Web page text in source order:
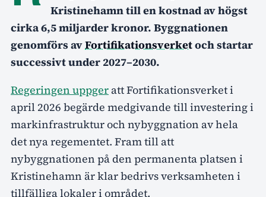
Kristinehamn till en kostnad av högst
cirka 6,5 miljarder kronor. Byggnationen
genomförs avFortifikationsverketoch startar
successivt under 2027–2030.
Regeringen uppger att Fortifikationsverket i
april 2026 begärde medgivande till investering i
markinfrastruktur och nybyggnation av hela
det nya regementet. Fram till att
nybyggnationen på den permanenta platsen i
Kristinehamn är klar bedrivs verksamheten i
tillfälliga lokaler i området.